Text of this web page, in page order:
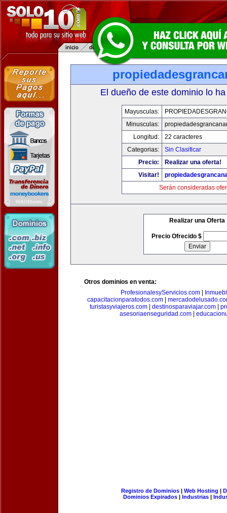
El dueño de este dominio lo
Mayusculas:
Minusculas:
Longitud:
22 caracteres
Categorias:
Sin Clasificar
Precio:
Realizar una oferta!
Visitar!
Serán consideradas
Realizar una Oferta
Precio Ofrecido $
Otros dominios en venta:
ProfesionalesyServicios.com
capacitacionparatodos.com
turistasyviajeros.com| destinosparaviajar.com|
asesoriaenseguridad.com|
Registro de Dominios| Web Hosting |
Dominios Expirados | Industrias |